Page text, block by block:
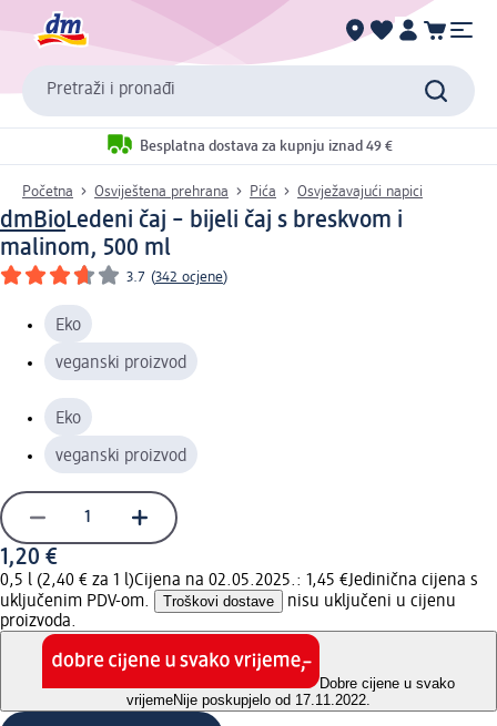
Pretraži i pronađi
Besplatna dostava za kupnju iznad 49 €
Početna Osviještena prehrana Pića Osvježavajući napici
dmBioLedeni čaj – bijeli čaj s breskvom i
malinom, 500 ml
3.7 (342 ocjene)
Eko
veganski proizvod
Eko
veganski proizvod
1,20 €
0,5 l (2,40 € za 1 l)Cijena na 02.05.2025.: 1,45 €Jedinična cijena s
uključenim PDV-om.
Troškovi dostave
nisu uključeni u cijenu
proizvoda.
Dobre cijene u svako
vrijemeNije poskupjelo od 17.11.2022.